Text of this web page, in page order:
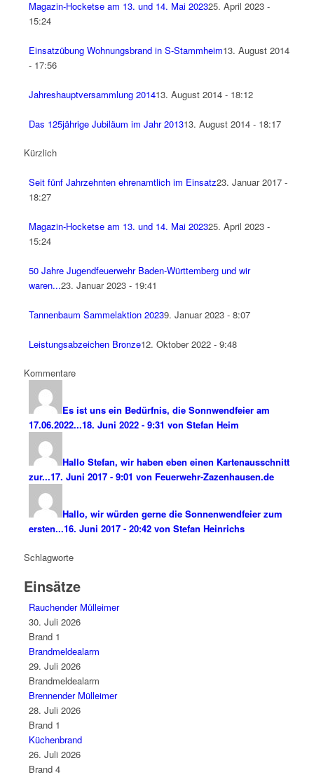
Magazin-Hocketse am 13. und 14. Mai 202325. April 2023 -
15:24
Einsatzübung Wohnungsbrand in S-Stammheim13. August 2014
- 17:56
Jahreshauptversammlung 201413. August 2014 - 18:12
Das 125jährige Jubiläum im Jahr 201313. August 2014 - 18:17
Kürzlich
Seit fünf Jahrzehnten ehrenamtlich im Einsatz23. Januar 2017 -
18:27
Magazin-Hocketse am 13. und 14. Mai 202325. April 2023 -
15:24
50 Jahre Jugendfeuerwehr Baden-Württemberg und wir
waren...23. Januar 2023 - 19:41
Tannenbaum Sammelaktion 20239. Januar 2023 - 8:07
Leistungsabzeichen Bronze12. Oktober 2022 - 9:48
Kommentare
Es ist uns ein Bedürfnis, die Sonnwendfeier am
17.06.2022...18. Juni 2022 - 9:31 von Stefan Heim
Hallo Stefan, wir haben eben einen Kartenausschnitt
zur...17. Juni 2017 - 9:01 von Feuerwehr-Zazenhausen.de
Hallo, wir würden gerne die Sonnenwendfeier zum
ersten...16. Juni 2017 - 20:42 von Stefan Heinrichs
Schlagworte
Einsätze
Rauchender Mülleimer
30. Juli 2026
Brand 1
Brandmeldealarm
29. Juli 2026
Brandmeldealarm
Brennender Mülleimer
28. Juli 2026
Brand 1
Küchenbrand
26. Juli 2026
Brand 4